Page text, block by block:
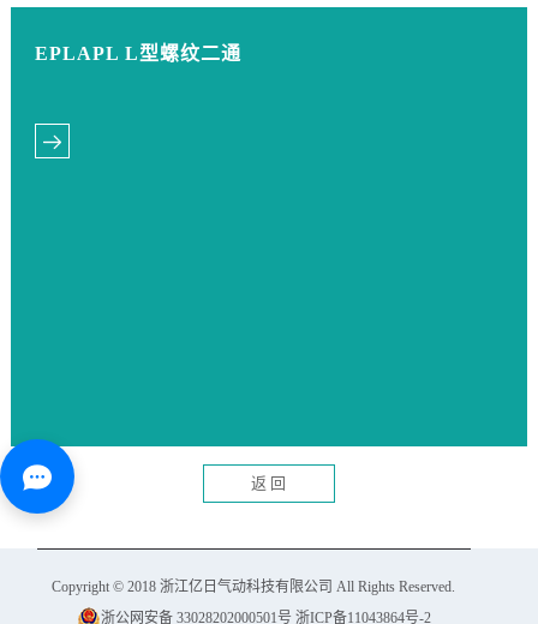
EPLAPL L型螺纹二通
返 回
Copyright © 2018浙江亿日气动科技有限公司 All Rights Reserved.
浙公网安备 33028202000501号 浙ICP备11043864号-2